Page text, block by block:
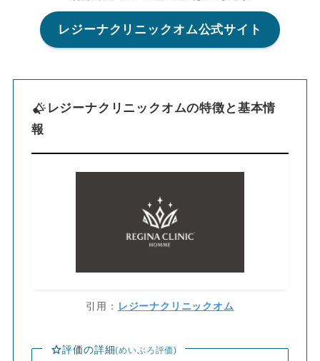
レジーナクリニックオム公式サイト
レジーナクリニックオムの特徴と基本情
報
引用： レジーナクリニックオム
評価の詳細(めいぶろ評価)